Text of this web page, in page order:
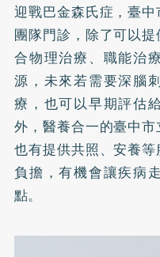
迎戰巴金森氏症，臺
團隊門診，除了可以
合物理治療、職能治
源，未來若需要深腦
療，也可以早期評估
外，醫養合一的臺中
也有提供共照、安養
負擔，有機會讓疾病
點。